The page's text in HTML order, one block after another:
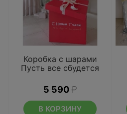
Коробка с шарами
Пусть все сбудется
5 590 ₽
В КОРЗИНУ